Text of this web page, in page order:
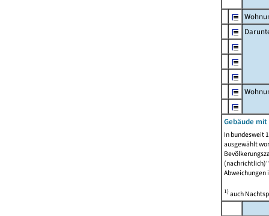
Gebäude
In bundesweit
ausgewählt
Abweichungen
1)auch